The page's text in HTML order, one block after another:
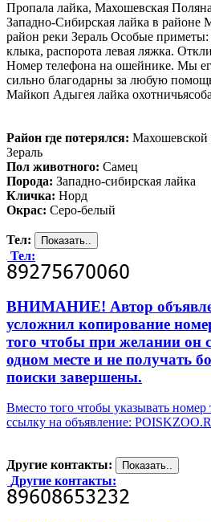
Пропала лайка, Махошевская
Западно-Сибирская лайка в
район реки Зераль Особые
клыка, распорота левая ляжка.
Номер телефона на ошейнике. Мы
сильно благодарны за любую
Майкоп Адыгея лайка
Район где потерялся: Махошевской
Зераль
Пол животного: Самец
Порода: Западно-сибирская лайка
Кличка: Норд
Окрас: Серо-белый
Тел:
Тел:
ВНИМАНИЕ! Автор
усложнил копирование
того чтобы при желании он
одном месте и не получать
поиски завершены.
Вместо того чтобы указывать номер
ссылку на объявление:
Другие контакты:
Другие контакты: